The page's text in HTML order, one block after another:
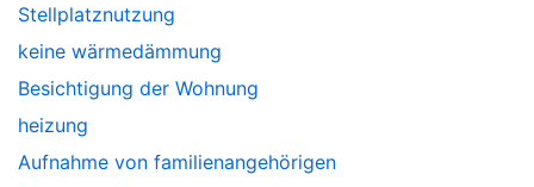
Stellplatznutzung
keine wärmedämmung
Besichtigung der Wohnung
heizung
Aufnahme von familienangehörigen